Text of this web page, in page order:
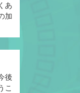
あ
加
後
こ